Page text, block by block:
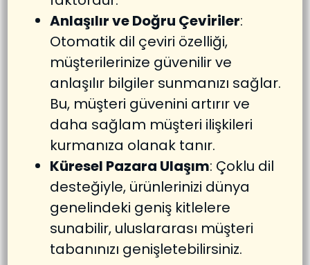
Anlaşılır ve Doğru Çeviriler:
Otomatik dil çeviri özelliği,
müşterilerinize güvenilir ve
anlaşılır bilgiler sunmanızı sağlar.
Bu, müşteri güvenini artırır ve
daha sağlam müşteri ilişkileri
kurmanıza olanak tanır.
Küresel Pazara Ulaşım: Çoklu dil
desteğiyle, ürünlerinizi dünya
genelindeki geniş kitlelere
sunabilir, uluslararası müşteri
tabanınızı genişletebilirsiniz.